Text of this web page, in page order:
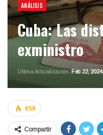
ANÁLISIS
Cuba: Las
exministro
Última Actualización Feb 22, 2024
658
Compartir